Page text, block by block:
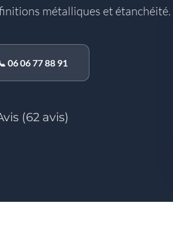
métalliques et étanchéité.
06 06 77 88 91
(62 avis)